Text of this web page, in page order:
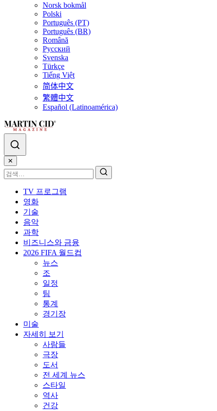
Norsk bokmål
Polski
Português (PT)
Português (BR)
Română
Русский
Svenska
Türkçe
Tiếng Việt
简体中文
繁體中文
Español (Latinoamérica)
✕
TV 프로그램
영화
기술
음악
과학
비즈니스와 금융
2026 FIFA 월드컵
뉴스
조
일정
팀
통계
경기장
미술
자세히 보기
사람들
극장
도서
전 세계 뉴스
스타일
역사
건강